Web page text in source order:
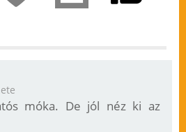
móka. De jól néz ki az